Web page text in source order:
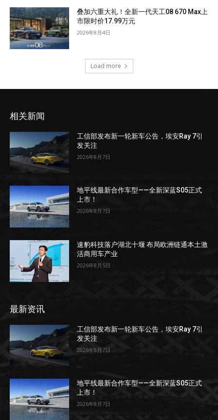
叠加六重大礼！全新一代天工08 670 Max上
市限时价17.99万元
2026年8月4日
Load more
相关新闻
工信部发布新一轮新车公告，埃安Ray 7引
发关注
2026年8月7日
地平线最新合作车型——全新深蓝S05正式
上市！
2026年8月7日
速豹科技落户湖北十堰 布局欧洲链通本土激
活商用车产业
2026年8月5日
最新资讯
工信部发布新一轮新车公告，埃安Ray 7引
发关注
2026年8月7日
地平线最新合作车型——全新深蓝S05正式
上市！
2026年8月7日